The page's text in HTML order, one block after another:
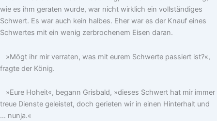
wie es ihm geraten wurde, war nicht wirklich ein vollständiges
Schwert. Es war auch kein halbes. Eher war es der Knauf eines
Schwertes mit ein wenig zerbrochenem Eisen daran.
»Mögt ihr mir verraten, was mit eurem Schwerte passiert ist?«,
fragte der König.
»Eure Hoheit«, begann Grisbald, »dieses Schwert hat mir immer
treue Dienste geleistet, doch gerieten wir in einen Hinterhalt und
… nunja.«